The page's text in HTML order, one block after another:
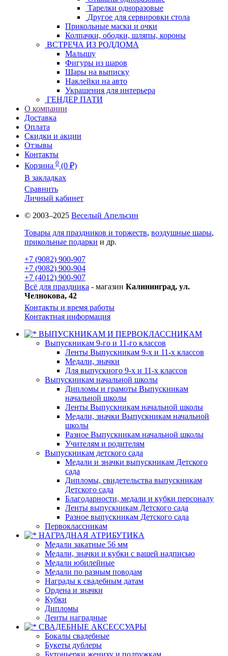
Тарелки одноразовые
Другое для сервировки стола
Прикольные маски и очки
Колпачки, ободки, шляпы, короны
ВСТРЕЧА ИЗ РОДДОМА
Малышу
Фигуры из шаров
Шары на выписку
Наклейки на авто
Украшения для интерьера
ГЕНДЕР ПАТИ
О компании
Доставка
Оплата
Скидки и акции
Отзывы
Контакты
Корзина 0 (0 ₽)
В закладках
Сравнить
Личный кабинет
© 2003–2025 Веселый Апельсин
Товары для праздников и торжеств, воздушные шары,
прикольные подарки и др.
+7 (9082) 900-907
+7 (9082) 900-904
+7 (4012) 900-907
Всё для праздника - магазин Калининград, ул.
Челнокова, 42
Контакты и время работы
Контактная информация
ВЫПУСКНИКАМ И ПЕРВОКЛАССНИКАМ
Выпускникам 9-го и 11-го классов
Ленты Выпускникам 9-х и 11-х классов
Медали, значки
Для выпускного 9-х и 11-х классов
Выпускникам начальной школы
Дипломы и грамоты Выпускникам
начальной школы
Ленты Выпускникам начальной школы
Медали, значки Выпускникам начальной
школы
Разное Выпускникам начальной школы
Учителям и родителям
Выпускникам детского сада
Медали и значки выпускникам Детского
сада
Дипломы, свидетельства выпускникам
Детского сада
Благодарности, медали и кубки персоналу
Ленты выпускникам Детского сада
Разное выпускникам Детского сада
Первоклассникам
НАГРАДНАЯ АТРИБУТИКА
Медали закатные 56 мм
Медали, значки и кубки с вашей надписью
Медали юбилейные
Медали по разным поводам
Награды к свадебным датам
Ордена и значки
Кубки
Дипломы
Ленты наградные
СВАДЕБНЫЕ АКСЕССУАРЫ
Бокалы свадебные
Букеты дублеры
Бутоньерки жениху и подружкам